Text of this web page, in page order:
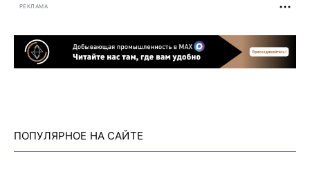
РЕКЛАМА
ПОПУЛЯРНОЕ НА САЙТЕ